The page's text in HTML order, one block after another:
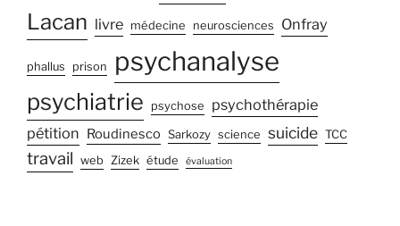
Lacan livre médecine neurosciences Onfray
phallus prison psychanalyse
psychiatrie psychose
psychothérapie
pétition Roudinesco Sarkozy science suicide TCC
travail web Zizek étude évaluation